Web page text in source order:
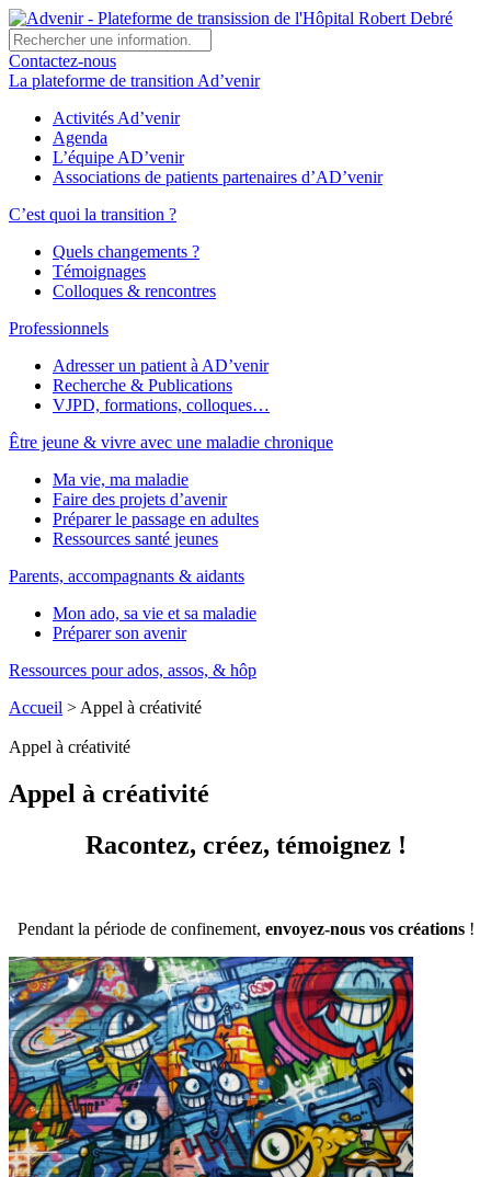
Contactez-nous
La plateforme de transition Ad’venir
Activités Ad’venir
Agenda
L’équipe AD’venir
Associations de patients partenaires d’AD’venir
C’est quoi la transition ?
Quels changements ?
Témoignages
Colloques & rencontres
Professionnels
Adresser un patient à AD’venir
Recherche & Publications
VJPD, formations, colloques…
Être jeune & vivre avec une maladie chronique
Ma vie, ma maladie
Faire des projets d’avenir
Préparer le passage en adultes
Ressources santé jeunes
Parents, accompagnants & aidants
Mon ado, sa vie et sa maladie
Préparer son avenir
Ressources pour ados, assos, & hôp
Accueil > Appel à créativité
Appel à créativité
Appel à créativité
Racontez, créez, témoignez !
Pendant la période de confinement, envoyez-nous vos créations!